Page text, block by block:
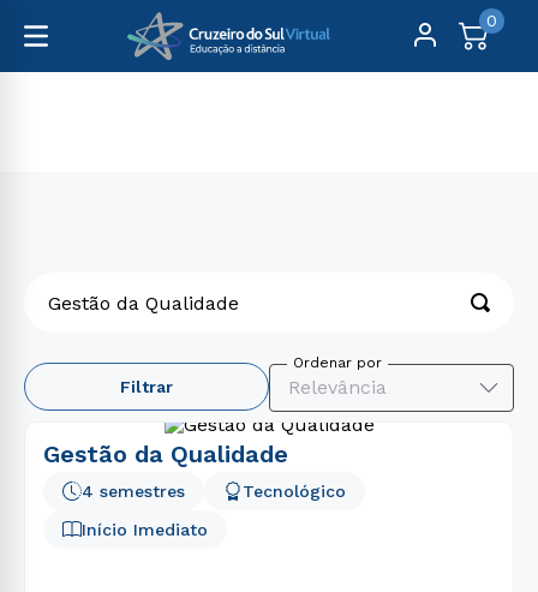
0
Filtrar Relevância
Gestão da Qualidade
Tecnológico
Início Imediato
4 semestres